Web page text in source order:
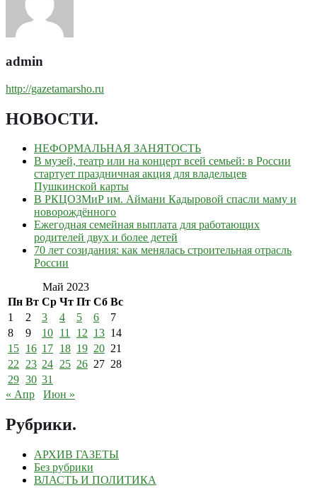
admin
http://gazetamarsho.ru
НОВОСТИ.
НЕФОРМАЛЬНАЯ ЗАНЯТОСТЬ
В музей, театр или на концерт всей семьей: в России
стартует праздничная акция для владельцев
Пушкинской карты
В РКЦОЗМиР им. Аймани Кадыровой спасли маму и
новорождённого
Ежегодная семейная выплата для работающих
родителей двух и более детей
70 лет созидания: как менялась строительная отрасль
России
Май 2023
Пн Вт Ср Чт Пт Сб Вс
1
2 3 4 5 6
7
8
9 10 11 12 13 14
15 16 17 18 19 20 21
22 23 24 25 26 27 28
29 30 31
« Апр
Июн »
Рубрики.
АРХИВ ГАЗЕТЫ
Без рубрики
ВЛАСТЬ И ПОЛИТИКА